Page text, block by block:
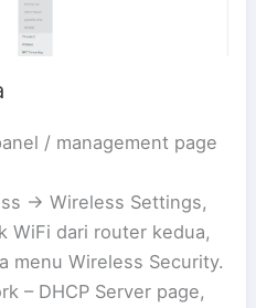
/ management page
-> Wireless Settings,
WiFi dari router kedua,
menu Wireless Security.
– DHCP Server page,